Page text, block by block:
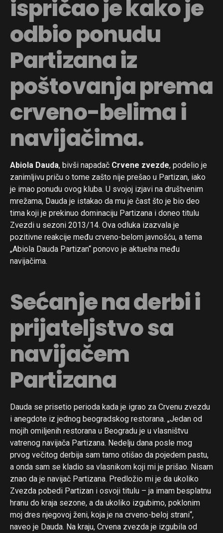
ispričao je kako je
odbio ponudu
Partizana iz
poštovanja prema
crveno-belima i
navijačima.
Abiola Dauda, bivši napadač Crvene zvezde, podelio je
zanimljivu priču o tome zašto nije prešao u Partizan, iako
je imao ponudu ovog kluba. U svojoj izjavi na društvenim
mrežama, Dauda je istakao da mu je čast što je bio deo
tima koji je prekinuo dominaciju Partizana i doneo titulu
Zvezdi u sezoni 2013/14. Ova odluka izazvala je
pozitivne reakcije među crveno-belom javnošću, a tema
„Abiola Dauda Partizan“ ponovo je aktuelna među
navijačima.
Sećanje na derbi i
prijateljstvo sa
navijačem
Partizana
Dauda se prisetio perioda kada je igrao za Crvenu zvezdu
i anegdote iz jednog beogradskog restorana. „Jedan od
mojih omiljenih restorana u Beogradu je u vlasništvu
vatrenog navijača Partizana. Nedelju dana posle mog
prvog večitog derbija sam tamo otišao da pojedem pastu,
a onda sam se kladio sa vlasnikom koji mi je prišao. Nisam
znao da je navijač Partizana. Predložio mi je da ukoliko
Zvezda pobedi Partizan i osvoji titulu – ja imam besplatnu
hranu do kraja sezone, a da ukoliko izgubimo, poklonim
moj dres njegovoj ženi, koja je na crveno-beloj strani“,
naveo je Dauda. Na kraju, Crvena zvezda je izgubila od